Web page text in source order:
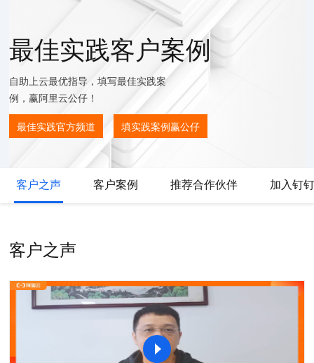
最佳实践客户案例
自助上云最优指导，填写最佳实践案
例，赢阿里云公仔！
最佳实践官方频道 填实践案例赢公仔
客户之声 客户案例 推荐合作伙伴 加入钉
客户之声